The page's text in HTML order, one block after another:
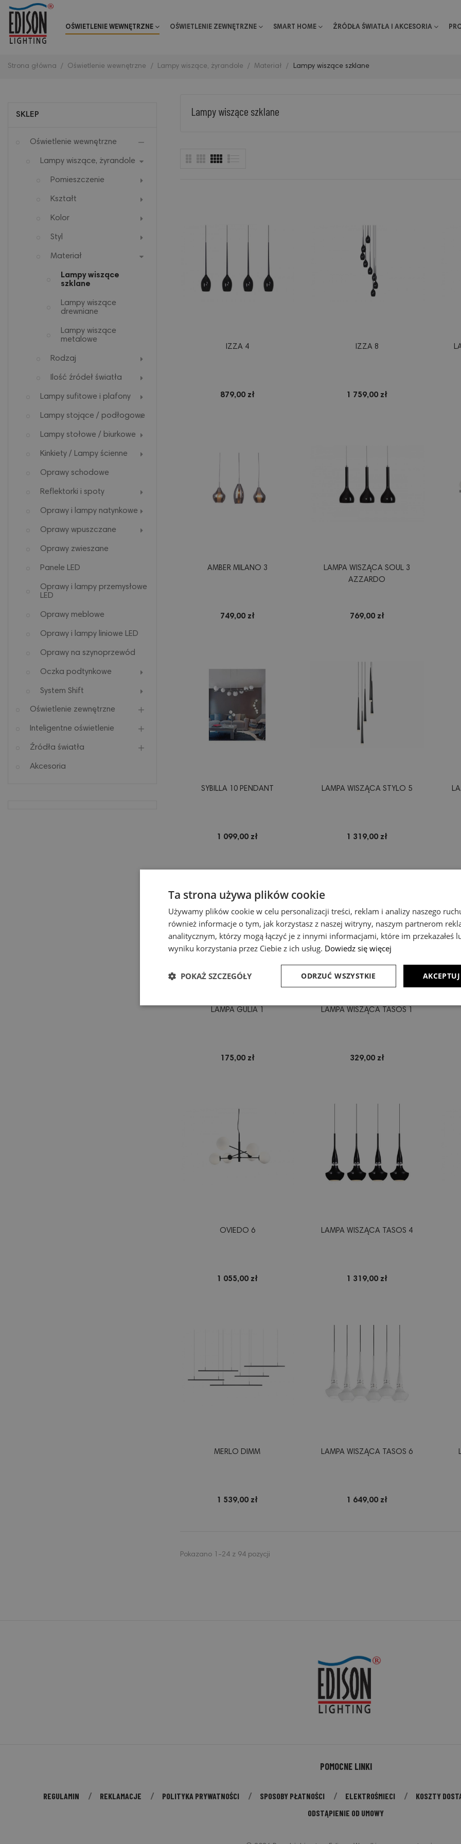
OŚWIETLENIE WEWNĘTRZNE OŚWIETLENIE ZEWNĘTRZNE SMART HOME ŹRÓDŁA ŚWIATŁA I AKCESORIA
Strona główna Oświetlenie wewnętrzne Lampy wiszące, żyrandole Materiał Lampy wiszące szklane
SKLEP
Oświetlenie wewnętrzne
Lampy wiszące, żyrandole
Pomieszczenie
Kształt
Kolor
Styl
Materiał
Lampy wiszące
szklane
Lampy wiszące
drewniane
Lampy wiszące
metalowe
Rodzaj
Ilość źródeł światła
Lampy sufitowe i plafony
Lampy stojące / podłogowe
Lampy stołowe / biurkowe
Kinkiety / Lampy ścienne
Oprawy schodowe
Reflektorki i spoty
Oprawy i lampy natynkowe
Oprawy wpuszczane
Oprawy zwieszane
Panele LED
Oprawy i lampy przemysłowe
LED
Oprawy meblowe
Oprawy i lampy liniowe LED
Oprawy na szynoprzewód
Oczka podtynkowe
System Shift
Oświetlenie zewnętrzne
Inteligentne oświetlenie
Źródła światła
Akcesoria
Lampy wiszące szklane
IZZA 4
879,00 zł
IZZA 8
1 759,00 zł
AMBER MILANO 3
749,00 zł
LAMPA WISZĄCA SOUL 3
AZZARDO
769,00 zł
SYBILLA 10 PENDANT
1 099,00 zł
LAMPA WISZĄCA STYLO 5
1 319,00 zł
LAMPA GULIA 1
175,00 zł
LAMPA WISZĄCA TASOS 1
329,00 zł
OVIEDO 6
1 055,00 zł
LAMPA WISZĄCA TASOS 4
1 319,00 zł
MERLO DIMM
1 539,00 zł
LAMPA WISZĄCA TASOS 6
1 649,00 zł
Pokazano 1-24 z 94 pozycji
POMOCNE LINKI
REGULAMIN REKLAMACJE POLITYKA PRYWATNOŚCI SPOSOBY PŁATNOŚCI ELEKTROŚMIECI
KOSZTY
ODSTĄPIENIE OD UMOWY
Ta strona używa plików cookie
Używamy plików cookie w celu personalizacji treści, reklam i analizy naszego
również informacje o tym, jak korzystasz z naszej witryny, naszym partnerom
analitycznym, którzy mogą łączyć je z innymi informacjami, które im przekazałeś
wyniku korzystania przez Ciebie z ich usług. Dowiedz się więcej
ODRZUĆ WSZYSTKIE
POKAŻ SZCZEGÓŁY